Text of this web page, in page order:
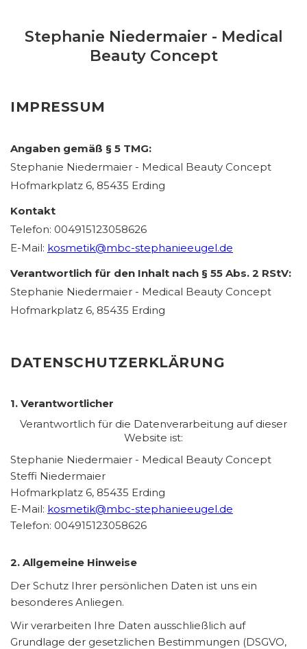
Stephanie Niedermaier - Medical
Beauty Concept
IMPRESSUM
Angaben gemäß § 5 TMG:
Stephanie Niedermaier - Medical Beauty Concept
Hofmarkplatz 6, 85435 Erding
Kontakt
Telefon: 004915123058626
E-Mail: kosmetik@mbc-stephanieeugel.de
Verantwortlich für den Inhalt nach § 55 Abs. 2 RStV:
Stephanie Niedermaier - Medical Beauty Concept
Hofmarkplatz 6, 85435 Erding
DATENSCHUTZERKLÄRUNG
1. Verantwortlicher
Verantwortlich für die Datenverarbeitung auf dieser
Website ist:
Stephanie Niedermaier - Medical Beauty Concept
Steffi Niedermaier
Hofmarkplatz 6, 85435 Erding
E-Mail: kosmetik@mbc-stephanieeugel.de
Telefon: 004915123058626
2. Allgemeine Hinweise
Der Schutz Ihrer persönlichen Daten ist uns ein
besonderes Anliegen.
Wir verarbeiten Ihre Daten ausschließlich auf
Grundlage der gesetzlichen Bestimmungen (DSGVO,